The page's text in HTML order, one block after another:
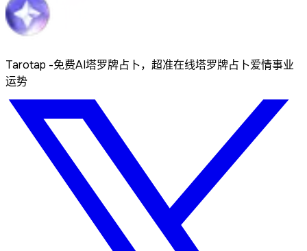
Tarotap -免费AI塔罗牌占卜，超准在线塔罗牌占卜爱情事业
运势